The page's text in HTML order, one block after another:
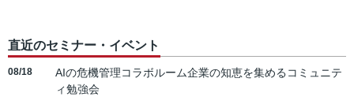
直近のセミナー・イベント
08/18
AIの危機管理コラボルーム企業の知恵を集めるコミュニテ
ィ勉強会